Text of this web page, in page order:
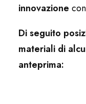
innovazione
Di seguito
materiali di
anteprima: